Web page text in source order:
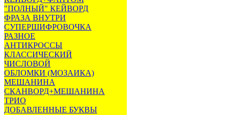
"ПОЛНЫЙ" КЕЙВОРД
ФРАЗА ВНУТРИ
СУПЕРШИФРОВОЧКА
РАЗНОЕ
АНТИКРОССЫ
КЛАССИЧЕСКИЙ
ЧИСЛОВОЙ
ОБЛОМКИ (МОЗАИКА)
МЕШАНИНА
СКАНВОРД+МЕШАНИНА
ТРИО
ДОБАВЛЕННЫЕ БУКВЫ